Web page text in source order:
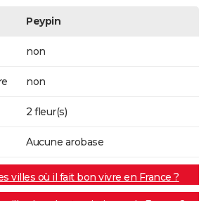
Peypin
non
non
2 fleur(s)
Aucune arobase
villes où il fait bon vivre en France ?